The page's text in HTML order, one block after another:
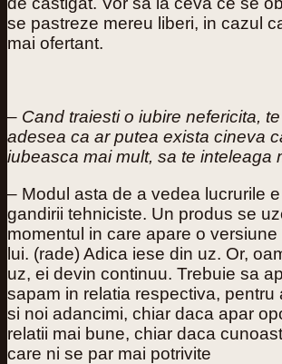
se pastreze mereu liberi, in cazul
mai ofertant.
– Cand traiesti o iubire nefericita,
adesea ca ar putea exista cineva
iubeasca mai mult, sa te inteleaga
– Modul asta de a vedea lucrurile
gandirii tehniciste. Un produs se
momentul in care apare o
lui. (rade) Adica iese din uz. Or,
uz, ei devin continuu. Trebuie sa
sapam in relatia respectiva, pentru
si noi adancimi, chiar daca apar
relatii mai bune, chiar daca
care ni se par mai potrivite